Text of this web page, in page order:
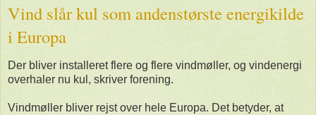
Vind slår kul som andenstørste energikilde
i Europa
Der bliver installeret flere og flere vindmøller, og vindenergi
overhaler nu kul, skriver forening.
Vindmøller bliver rejst over hele Europa. Det betyder, at